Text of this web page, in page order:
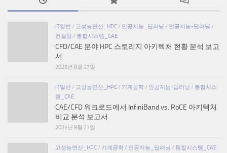
IT일반 / 고성능연산_HPC / 인공지능_딥러닝 / 인공지능-딥러닝 /
컨설팅 / 통합시스템_CAE
CFD/CAE 분야 HPC 스토리지 아키텍처 현황 분석 보고
서
2025년 8월 27일
IT일반 / 고성능연산_HPC / 기계공학 / 인공지능-딥러닝 / 통합시스
템_CAE
CAE/CFD 워크로드에서 InfiniBand vs. RoCE 아키텍처
비교 분석 보고서
2025년 8월 27일
고성능연산_HPC / 기계공학 / 인공지능_딥러닝 / 통합시스템_CAE